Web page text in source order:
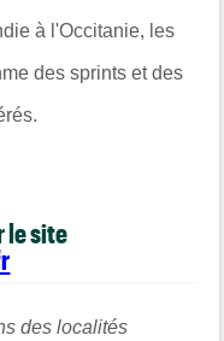
à l'Occitanie, les
des sprints et des
le site
des localités